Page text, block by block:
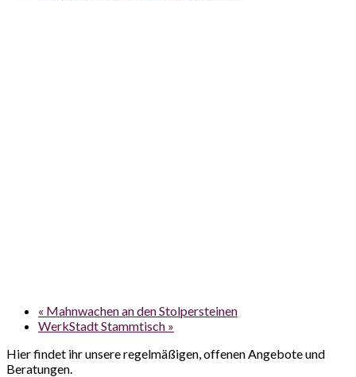
« Mahnwachen an den Stolpersteinen
WerkStadt Stammtisch »
Hier findet ihr unsere regelmäßigen, offenen Angebote und
Beratungen.